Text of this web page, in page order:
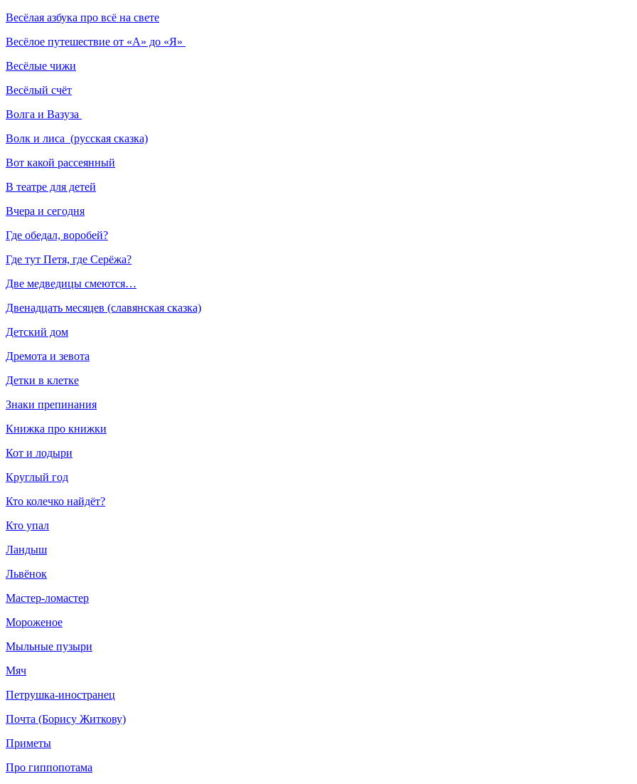
Весёлая азбука про всё на свете
Весёлое путешествие от «А» до «Я»
Весёлые чижи
Весёлый счёт
Волга и Вазуза
Волк и лиса (русская сказка)
Вот какой рассеянный
В театре для детей
Вчера и сегодня
Где обедал, воробей?
Где тут Петя, где Серёжа?
Две медведицы смеются…
Двенадцать месяцев (славянская сказка)
Детский дом
Дремота и зевота
Детки в клетке
Знаки препинания
Книжка про книжки
Кот и лодыри
Круглый год
Кто колечко найдёт?
Кто упал
Ландыш
Львёнок
Мастер-ломастер
Мороженое
Мыльные пузыри
Мяч
Петрушка-иностранец
Почта (Борису Житкову)
Приметы
Про гиппопотама